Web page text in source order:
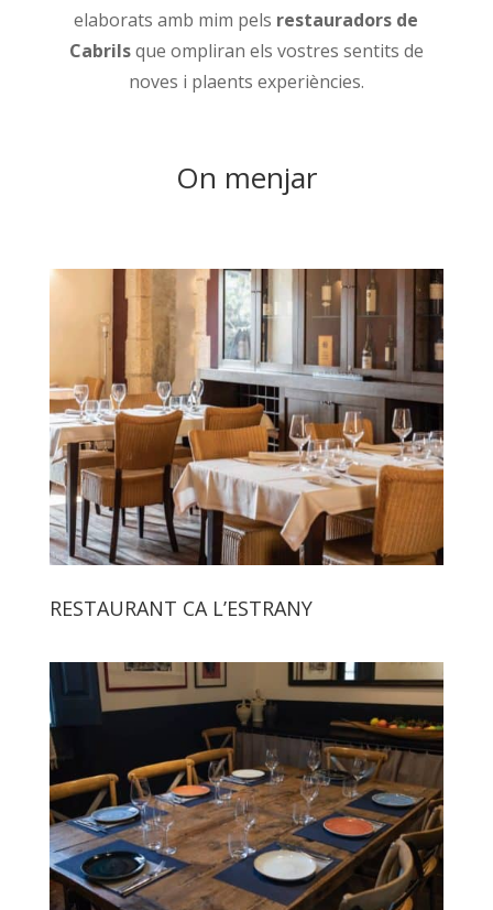
elaborats amb mim pels restauradors de
Cabrilsque ompliran els vostres sentits de
noves i plaents experiències.
On menjar
RESTAURANT CA L’ESTRANY